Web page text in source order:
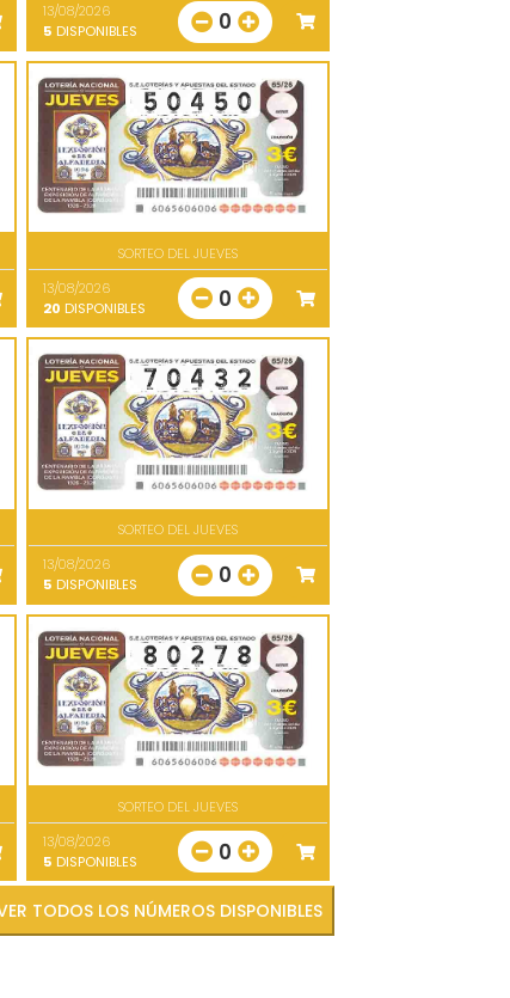
13/08/2026
5 DISPONIBLES 0
SORTEO DEL JUEVES
13/08/2026
20 DISPONIBLES 0
SORTEO DEL JUEVES
13/08/2026
5 DISPONIBLES 0
SORTEO DEL JUEVES
13/08/2026
5 DISPONIBLES 0
VER TODOS LOS NÚMEROS DISPONIBLES